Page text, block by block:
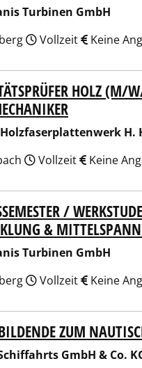
Turbinen GmbH
Vollzeit Keine
H. Henselmann GmbH
HOLZ (M/
Holzfaserplattenwerk H.
Vollzeit Keine
/
&
Turbinen GmbH
Vollzeit Keine
Co. KG ZUM
GmbH & Co.